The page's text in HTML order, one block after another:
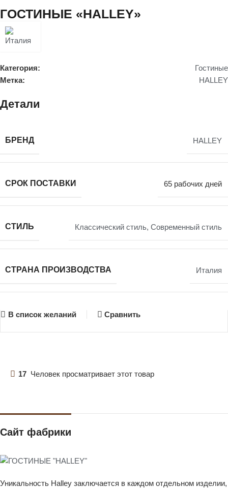
ГОСТИНЫЕ «HALLEY»
Категория:
Гостиные
Метка:
HALLEY
Детали
БРЕНД HALLEY
СРОК ПОСТАВКИ 65 рабочих дней
СТИЛЬ Классический стиль, Современный стиль
СТРАНА ПРОИЗВОДСТВА Италия
В список желаний Сравнить
17 Человек просматривает этот товар
Сайт фабрики
Уникальность Halley заключается в каждом отдельном изделии,